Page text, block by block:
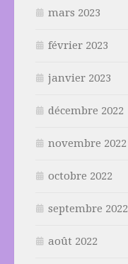
mars 2023
février 2023
janvier 2023
décembre 2022
novembre 2022
octobre 2022
septembre 2022
août 2022